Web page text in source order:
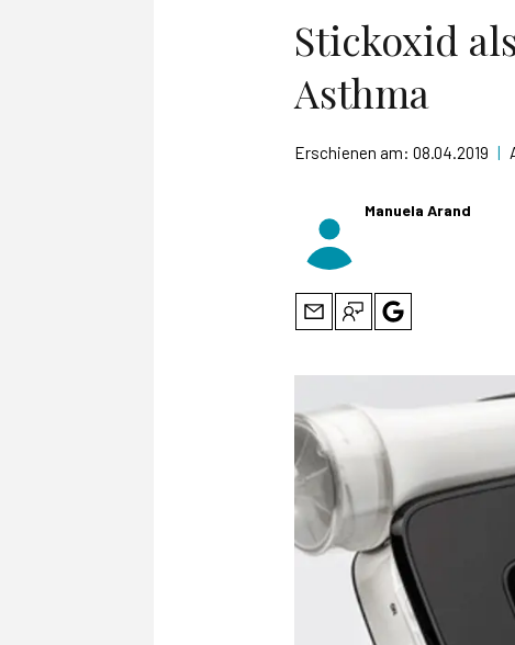
Stickoxid
Asthma
Erschienen am: 08.04.2019 |
Manuela Arand